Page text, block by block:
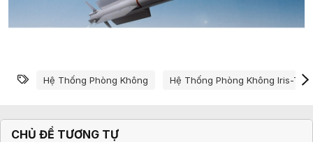
Từ khóa
Hệ Thống Phòng Không Hệ Thống Phòng Không Iris-T
CHỦ ĐỀ TƯƠNG TỰ